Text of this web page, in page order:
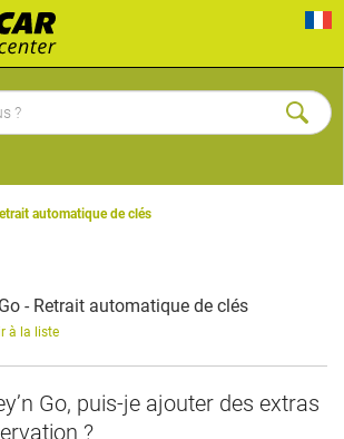
automatique de clés
- Retrait automatique de clés
à la liste
Go, puis-je ajouter des extras
?